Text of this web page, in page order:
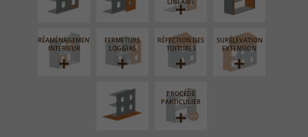
LINÉAIRE
RÉAMÉNAGEMENT
INTÉRIEUR
FERMETURE
LOGGIAS
RÉFECTION DES
TOITURES
SURÉLÉVATION
EXTENSION
AMÉNAGEMENT
EXTÉRIEUR
PROCÉDÉ
PARTICULIER